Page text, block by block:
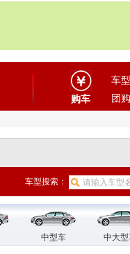
购车
车型
团购
车型搜索：
中型车 中大